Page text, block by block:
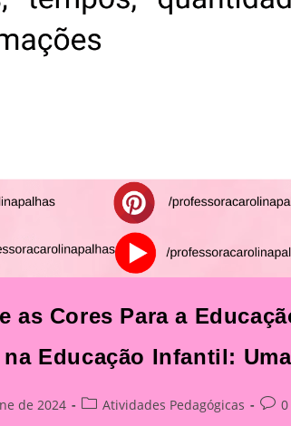
as Cores Para a
Educação Infantil:
de 2024
PostAtividades Pedagógicas
Post